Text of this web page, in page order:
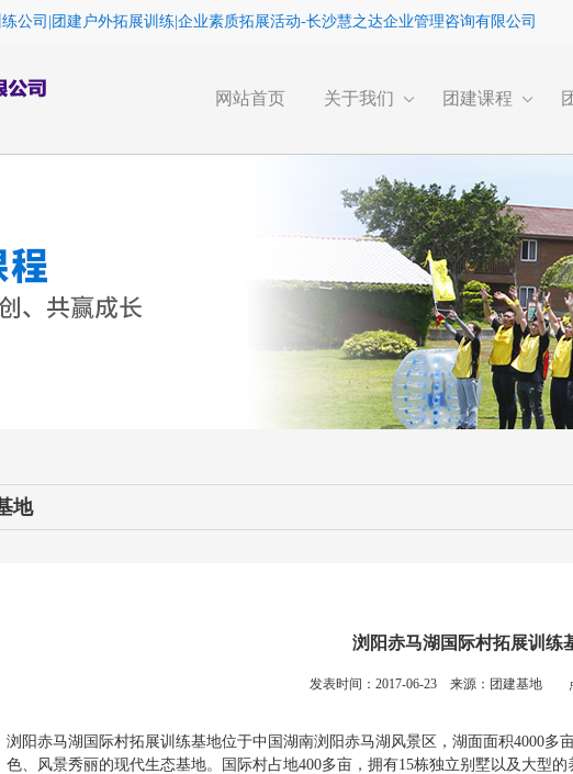
公司|团建户外拓展训练|企业素质拓展活动-长沙慧之达企业管理咨询有限公司
网站首页 关于我们 团建课程
地
浏阳赤马湖国际村拓展训练
发表时间：2017-06-23 来源：团建基地
浏阳赤马湖国际村拓展训练基地位于中国湖南浏阳赤马湖风景区，湖面面积4000多
色、风景秀丽的现代生态基地。国际村占地400多亩，拥有15栋独立别墅以及大型